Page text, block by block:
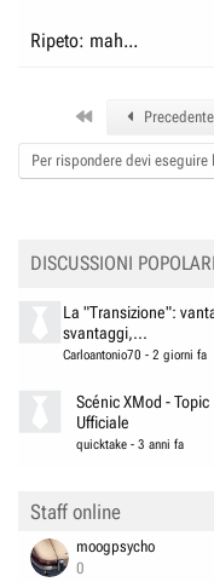
Ripeto: mah...
Precedente
Per rispondere devi
DISCUSSIONI POPOLARI
La "Transizione":
svantaggi,...
Carloantonio70 - 2 giorni fa
Scénic XMod - Topic
Ufficiale
quicktake -3 anni fa
Staff online
moogpsycho
0